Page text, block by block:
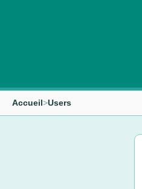
Accueil>Users